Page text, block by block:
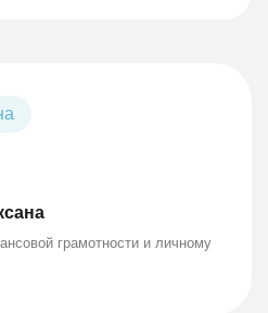
грамотности и личному